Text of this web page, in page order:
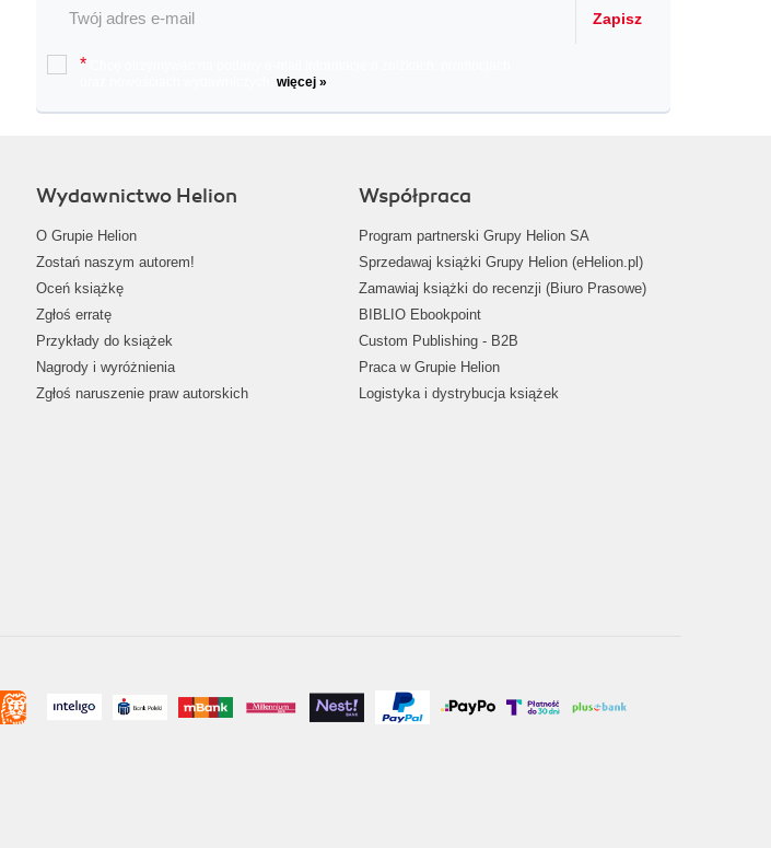
Zapisz
*
więcej »
Wydawnictwo Helion
O Grupie Helion
Zostań naszym autorem!
Oceń książkę
Zgłoś erratę
Przykłady do książek
Nagrody i wyróżnienia
Zgłoś naruszenie praw autorskich
Współpraca
Program partnerski Grupy Helion SA
Sprzedawaj książki Grupy Helion (eHelion.pl)
Zamawiaj książki do recenzji (Biuro Prasowe)
BIBLIO Ebookpoint
Custom Publishing - B2B
Praca w Grupie Helion
Logistyka i dystrybucja książek